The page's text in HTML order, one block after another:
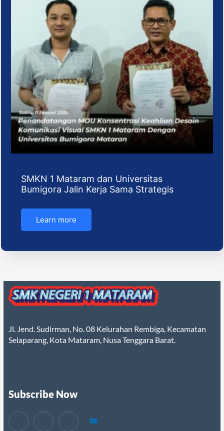
SMKN 1 Mataram dan Universitas
Bumigora Jalin Kerja Sama Strategis
Learn more
Jl. Jend. Sudirman, No. 08 Kelurahan Rembiga, Kecamatan
Selaparang, Kota Mataram, Nusa Tenggara Barat.
Subscribe Now